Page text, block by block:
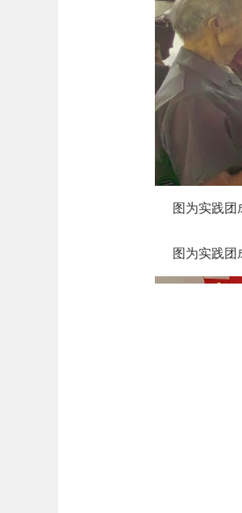
图为实践团
图为实践团